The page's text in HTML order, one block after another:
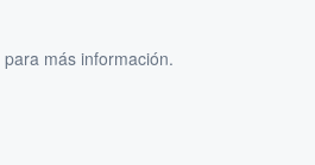
para más información.